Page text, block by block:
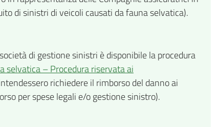
di sinistri di veicoli causati da fauna selvatica).
di gestione sinistri è disponibile la procedura
selvatica – Procedura riservata ai
richiedere il rimborso del danno ai
per spese legali e/o gestione sinistro).